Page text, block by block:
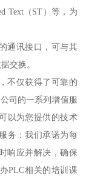
Text（ST）等，为
通讯接口，可与其
交换。
不仅获得了可靠的
司的一系列增值服
以为您提供的技术
务：我们承诺为每
响应并解决，确保
PLC相关的培训课